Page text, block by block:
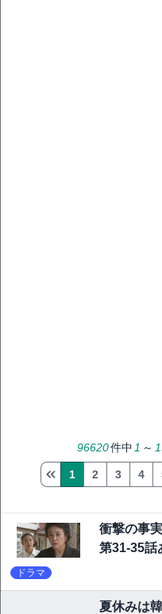
96620件中 1 ～
1 2 3 4
衝撃の事
第31-35話
ドラマ
夏休みは